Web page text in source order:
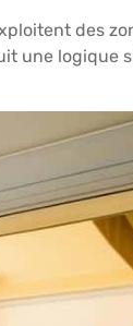
des
une logique